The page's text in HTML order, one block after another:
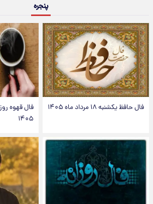
پنجره
فال حافظ یکشنبه ۱۸ مرداد ماه ۱۴۰۵
۱۴۰۵